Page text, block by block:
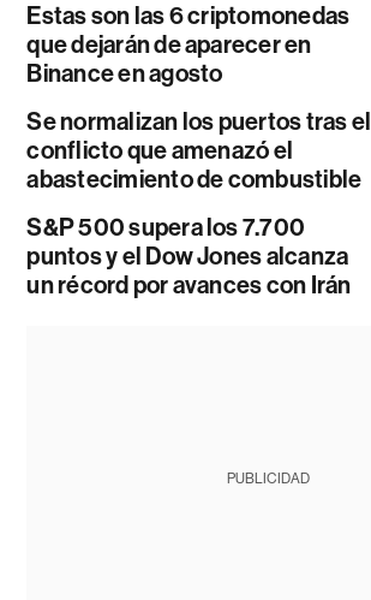
Estas son las 6 criptomonedas
que dejarán de aparecer en
Binance en agosto
Se normalizan los puertos tras el
conflicto que amenazó el
abastecimiento de combustible
S&P 500 supera los 7.700
puntos y el Dow Jones alcanza
un récord por avances con Irán
PUBLICIDAD